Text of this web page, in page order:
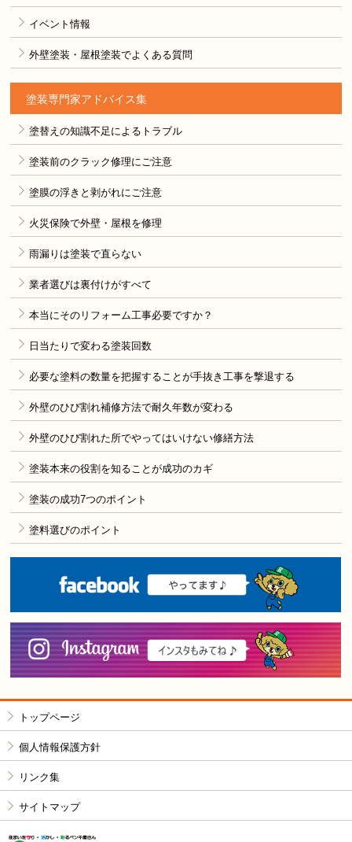
イベント情報
外壁塗装・屋根塗装でよくある質問
塗装専門家アドバイス集
塗替えの知識不足によるトラブル
塗装前のクラック修理にご注意
塗膜の浮きと剥がれにご注意
火災保険で外壁・屋根を修理
雨漏りは塗装で直らない
業者選びは裏付けがすべて
本当にそのリフォーム工事必要ですか？
日当たりで変わる塗装回数
必要な塗料の数量を把握することが手抜き工事を撃退する
外壁のひび割れ補修方法で耐久年数が変わる
外壁のひび割れた所でやってはいけない修繕方法
塗装本来の役割を知ることが成功のカギ
塗装の成功7つのポイント
塗料選びのポイント
トップページ
個人情報保護方針
リンク集
サイトマップ